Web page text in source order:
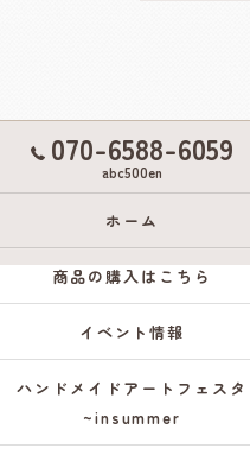
070-6588-6059
abc500en
ホーム
商品の購入はこちら
イベント情報
ハンドメイドアートフェスタ
~insummer